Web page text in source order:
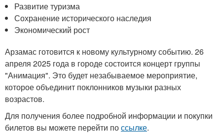
Развитие туризма
Сохранение исторического наследия
Экономический рост
Арзамас готовится к новому культурному событию. 26
апреля 2025 года в городе состоится концерт группы
"Анимация". Это будет незабываемое мероприятие,
которое объединит поклонников музыки разных
возрастов.
Для получения более подробной информации и покупки
билетов вы можете перейти поссылке.